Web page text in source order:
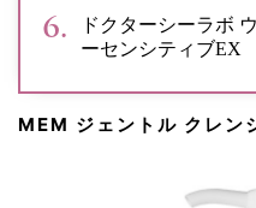
ドクターシーラボ
ーセンシティブEX
MEM ジェントル クレン